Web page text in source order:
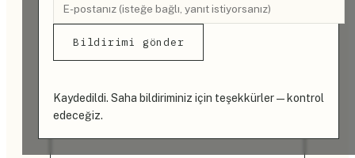
Bildirimi gönder
Kaydedildi. Saha bildiriminiz için teşekkürler — kontrol
edeceğiz.